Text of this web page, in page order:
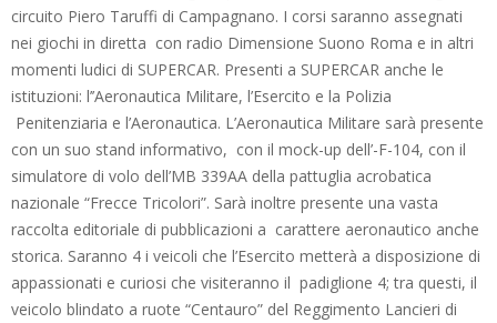
circuito Piero Taruffi di Campagnano. I corsi saranno assegnati
nei giochi in diretta con radio Dimensione Suono Roma e in altri
momenti ludici di SUPERCAR. Presenti a SUPERCAR anche le
istituzioni: l’’Aeronautica Militare, l’Esercito e la Polizia
Penitenziaria e l’Aeronautica. L’Aeronautica Militare sarà presente
con un suo stand informativo, con il mock-up dell’-F-104, con il
simulatore di volo dell’MB 339AA della pattuglia acrobatica
nazionale “Frecce Tricolori”. Sarà inoltre presente una vasta
raccolta editoriale di pubblicazioni a carattere aeronautico anche
storica. Saranno 4 i veicoli che l’Esercito metterà a disposizione di
appassionati e curiosi che visiteranno il padiglione 4; tra questi, il
veicolo blindato a ruote “Centauro” del Reggimento Lancieri di